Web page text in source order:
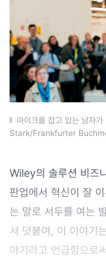
마이크를 잡고 있는 남
Stark/Frankfurter
Wiley의 솔루션 비즈
판업에서 혁신이 잘
는 말로 서두를 여는
서 덧붙여, 이 이야기
야기라고 언급함으로